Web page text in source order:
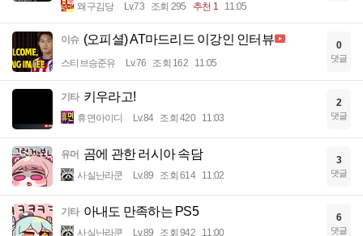
왜구김당 Lv.73 조회 295 추천 1 11:05
이슈 (오피셜) AT마드리드 이강인 인터뷰
스티브승준유 Lv.76 조회 162 11:05
0
댓글
기타 키우라고!
휴면아이디 Lv.84 조회 420 11:03
2
댓글
유머 곰에 관한 러시아 속담
사실난라쿤 Lv.89 조회 614 11:02
3
댓글
기타 아내도 만족하는 PS5
사실난라쿤 Lv.89 조회 942 11:00
6
댓글